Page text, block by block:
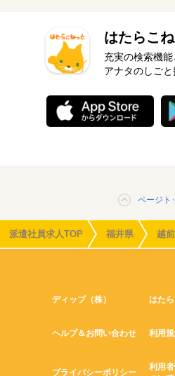
はたらこ
充実の検索機
アナタのしごと
ページト
派遣社員求人TOP 福井県 越
ディップ（株） はた
ヘルプ＆お問い合わせ 利用
プライバシーポリシー
利用